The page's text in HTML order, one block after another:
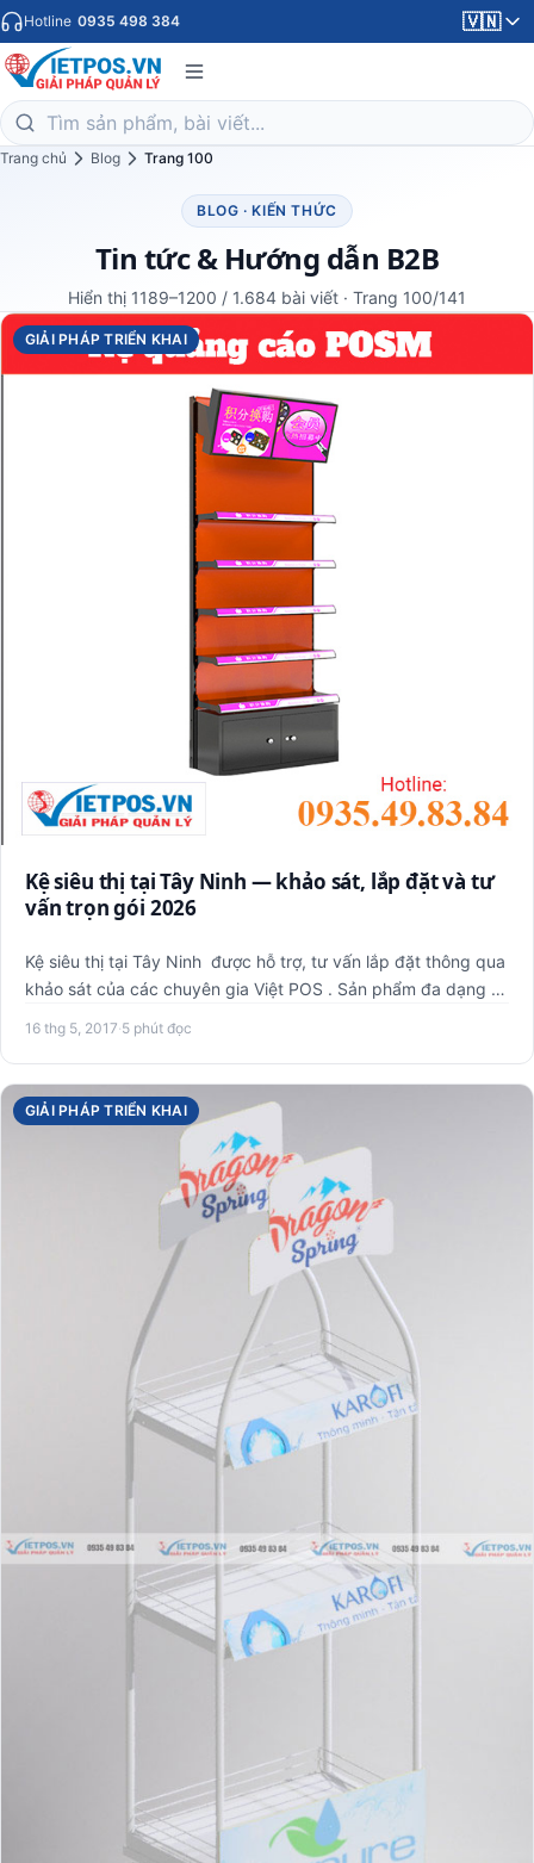
Hotline 0935 498 384 🇻🇳
Trang chủ Blog Trang 100
BLOG · KIẾN THỨC
Tin tức & Hướng dẫn B2B
Hiển thị 1189–1200 / 1.684 bài viết · Trang 100/141
GIẢI PHÁP TRIỂN KHAI
Kệ siêu thị tại Tây Ninh — khảo sát, lắp đặt và tư
vấn trọn gói 2026
Kệ siêu thị tại Tây Ninh được hỗ trợ, tư vấn lắp đặt thông qua
khảo sát của các chuyên gia Việt POS . Sản phẩm đa dạng …
16 thg 5, 2017·5 phút đọc
GIẢI PHÁP TRIỂN KHAI